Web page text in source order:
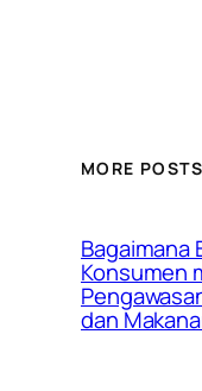
MORE POSTS
Bagaimana
Konsumen
dan